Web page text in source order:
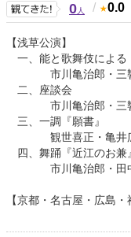
0人 / 0.0
【浅草公演】
一、能と歌舞伎による
市川亀治郎・三
二、座談会
市川亀治郎・三
三、一調『願書』
観世喜正・亀井
四、舞踊『近江のお兼』
市川亀治郎・田中
【京都・名古屋・広島・